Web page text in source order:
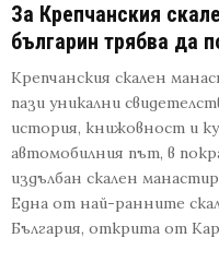
За Крепчанския
българин трябва да
Крепчанския скален
пази уникални
история, книжовност и
автомобилния път, в
издълбан скален
Една от най-ранните
България, открита от